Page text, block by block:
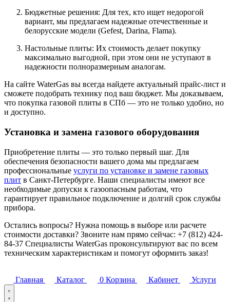
Бюджетные решения: Для тех, кто ищет недорогой
вариант, мы предлагаем надежные отечественные и
белорусские модели (Gefest, Darina, Flama).
Настольные плиты: Их стоимость делает покупку
максимально выгодной, при этом они не уступают в
надежности полноразмерным аналогам.
На сайте WaterGas вы всегда найдете актуальный прайс-лист и
сможете подобрать технику под ваш бюджет. Мы доказываем,
что покупка газовой плиты в СПб — это не только удобно, но
и доступно.
Установка и замена газового оборудования
Приобретение плиты — это только первый шаг. Для
обеспечения безопасности вашего дома мы предлагаем
профессиональные услуги по установке и замене газовых
плит в Санкт-Петербурге. Наши специалисты имеют все
необходимые допуски к газоопасным работам, что
гарантирует правильное подключение и долгий срок службы
прибора.
Остались вопросы? Нужна помощь в выборе или расчете
стоимости доставки? Звоните нам прямо сейчас: +7 (812) 424-
84-37 Специалисты WaterGas проконсультируют вас по всем
техническим характеристикам и помогут оформить заказ!
Главная Каталог 0 Корзина Кабинет Услуги